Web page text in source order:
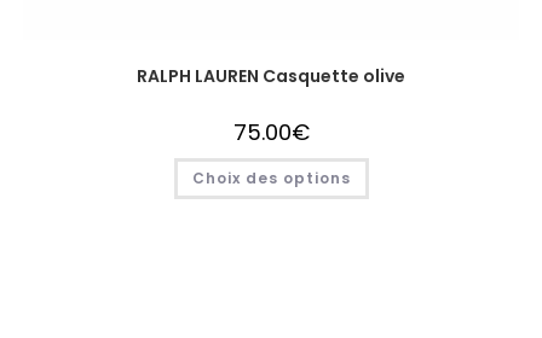
RALPH LAUREN Casquette olive
75.00€
Choix des options